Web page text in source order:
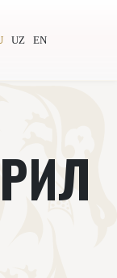
UZ EN